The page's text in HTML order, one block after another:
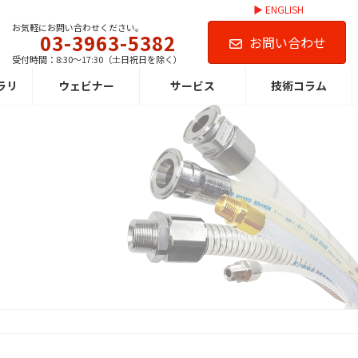
▶ ENGLISH
お気軽にお問い合わせください。
03-3963-5382
受付時間：8:30～17:30（土日祝日を除く）
お問い合わせ
リ ウェビナー サービス 技術コラム